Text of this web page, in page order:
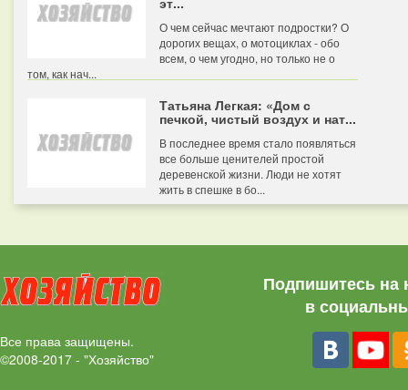
О чем сейчас мечтают подростки? О
дорогих вещах, о мотоциклах - обо
всем, о чем угодно, но только не о
том, как нач...
Татьяна Легкая: «Дом с
печкой, чистый воздух и нат...
В последнее время стало появляться
все больше ценителей простой
деревенской жизни. Люди не хотят
жить в спешке в бо...
Все права защищены.
©2008-2017 - "Хозяйство"
Подпишитесь на
в